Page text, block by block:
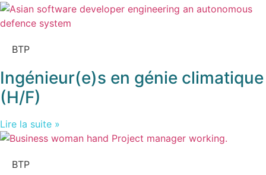
BTP
Ingénieur(e)s en génie climatique
(H/F)
Lire la suite »
BTP